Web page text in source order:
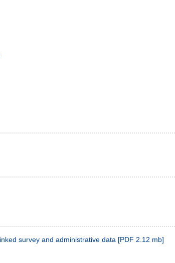
survey and administrative data [PDF 2.12 mb]